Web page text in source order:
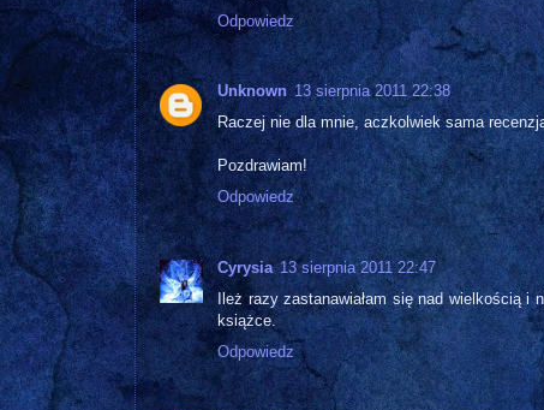
Odpowiedz
Unknown 13 sierpnia 2011 22:38
Raczej nie dla mnie, aczkolwiek sama
Pozdrawiam!
Odpowiedz
Cyrysia 13 sierpnia 2011 22:47
Ileż razy zastanawiałam się nad wielkością i
książce.
Odpowiedz